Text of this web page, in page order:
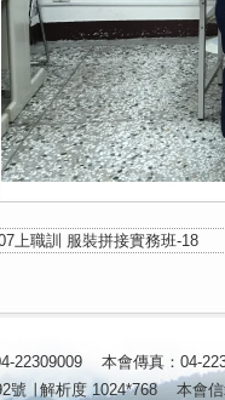
上職訓 服裝拼接實務班-18
22309009 本會傳真：04-
號 ∣解析度 1024*768本會信